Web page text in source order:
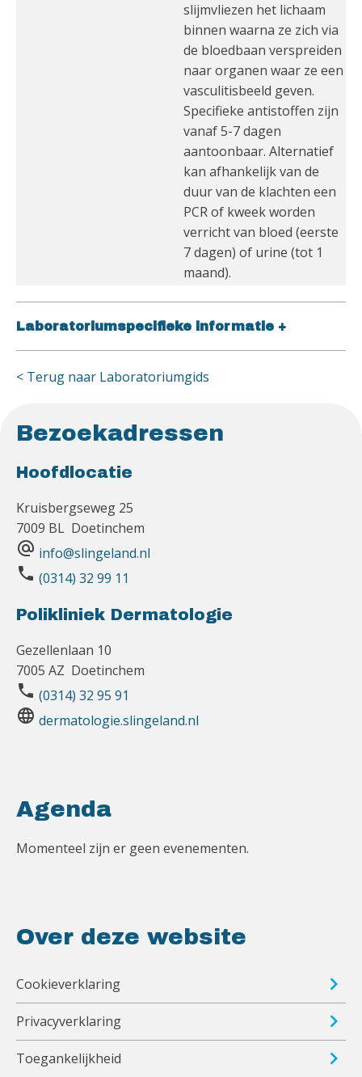
slijmvliezen het lichaam
binnen waarna ze zich via
de bloedbaan verspreiden
naar organen waar ze een
vasculitisbeeld geven.
Specifieke antistoffen zijn
vanaf 5-7 dagen
aantoonbaar. Alternatief
kan afhankelijk van de
duur van de klachten een
PCR of kweek worden
verricht van bloed (eerste
7 dagen) of urine (tot 1
maand).
Laboratoriumspecifieke informatie +
< Terug naar Laboratoriumgids
Bezoekadressen
Hoofdlocatie
Kruisbergseweg 25
7009 BL Doetinchem
alternate_email info@slingeland.nl
phone (0314) 32 99 11
Polikliniek Dermatologie
Gezellenlaan 10
7005 AZ Doetinchem
phone (0314) 32 95 91
language dermatologie.slingeland.nl
Agenda
Momenteel zijn er geen evenementen.
Over deze website
Cookieverklaring
Privacyverklaring
Toegankelijkheid